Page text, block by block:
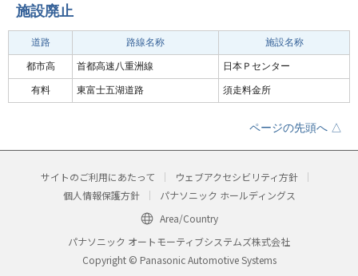
施設廃止
道路 路線名称 施設名称
都市高 首都高速八重洲線 日本Ｐセンター
有料 東富士五湖道路 須走料金所
ページの先頭へ △
サイトのご利用にあたって
ウェブアクセシビリティ方針
個人情報保護方針
パナソニック ホールディングス
Area/Country
パナソニック オートモーティブシステムズ株式会社
Copyright © Panasonic Automotive Systems